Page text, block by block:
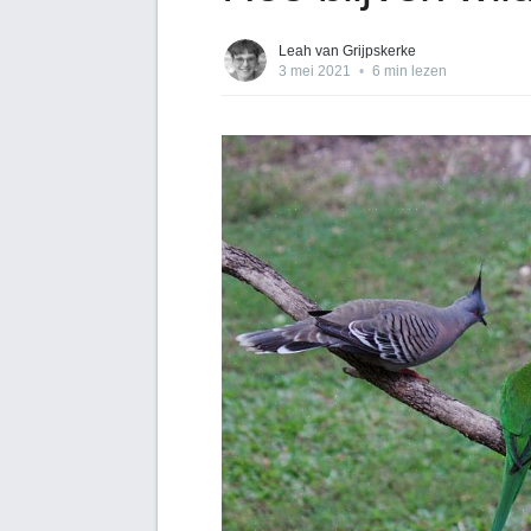
Leah van Grijpskerke
3 mei 2021 • 6 min lezen